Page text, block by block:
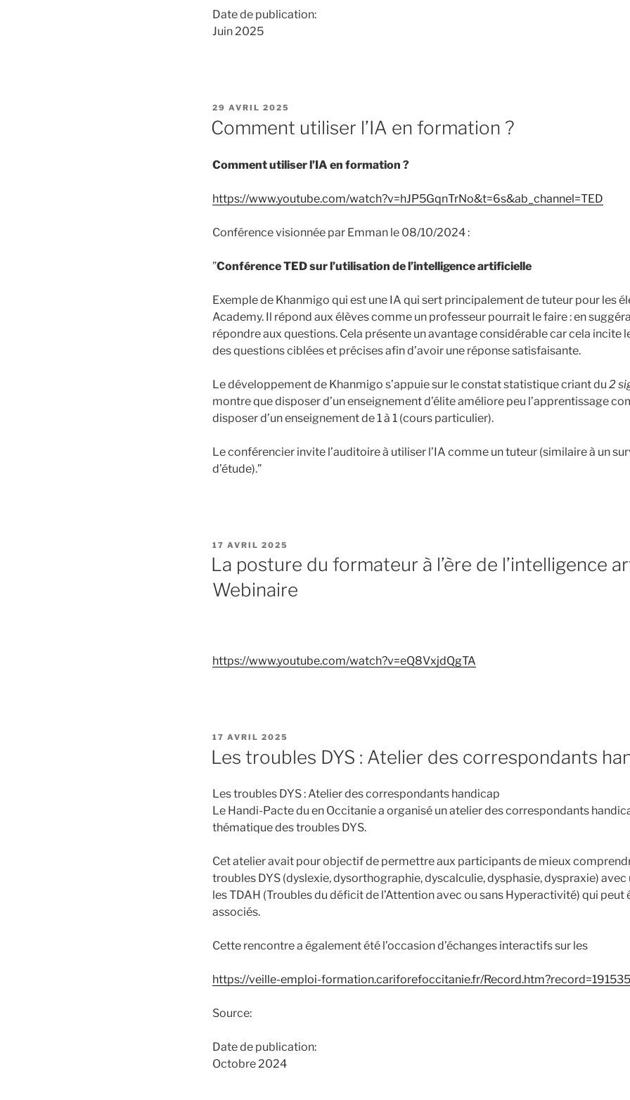
Date de publication:
Juin 2025
PUBLIÉ
LE
29 AVRIL 2025
Comment utiliser l’IA en formation ?
Comment utiliser l’IA en formation ?
https://www.youtube.com/watch?v=hJP5GqnTrNo&t=6s&ab_channel=TED
Conférence visionnée par Emman le 08/10/2024 :
”Conférence TED sur l’utilisation de l’intelligence artificielle
Exemple de Khanmigo qui est une IA qui sert principalement de tuteur pour les
Academy. Il répond aux élèves comme un professeur pourrait le faire : en
répondre aux questions. Cela présente un avantage considérable car cela incite
des questions ciblées et précises afin d’avoir une réponse satisfaisante.
Le développement de Khanmigo s’appuie sur le constat statistique criant du 2
montre que disposer d’un enseignement d’élite améliore peu l’apprentissage
disposer d’un enseignement de 1 à 1 (cours particulier).
Le conférencier invite l’auditoire à utiliser l’IA comme un tuteur (similaire à un
d’étude).”
PUBLIÉ
LE
17 AVRIL 2025
La posture du formateur à l’ère de l’intelligence
Webinaire
https://www.youtube.com/watch?v=eQ8VxjdQgTA
PUBLIÉ
17 AVRIL 2025
Les troubles DYS : Atelier des correspondants
Les troubles DYS : Atelier des correspondants handicap
Le Handi-Pacte du en Occitanie a organisé un atelier des correspondants
thématique des troubles DYS.
Cet atelier avait pour objectif de permettre aux participants de mieux
troubles DYS (dyslexie, dysorthographie, dyscalculie, dysphasie, dyspraxie)
les TDAH (Troubles du déficit de l’Attention avec ou sans Hyperactivité) qui peut
associés.
Cette rencontre a également été l’occasion d’échanges interactifs sur les
https://veille-emploi-formation.cariforefoccitanie.fr/
Source:
Date de publication:
Octobre 2024